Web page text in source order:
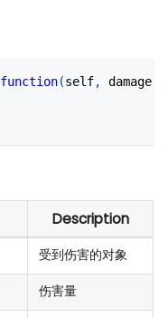
function(self, damage
Description
受到伤害的对象
伤害量